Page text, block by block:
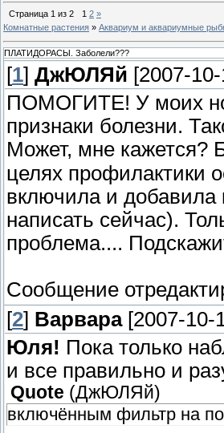
Страница 1 из 2 1 2 »
Комнатные растения » Аквариум и аквариумные
ПЛАТИДОРАСЫ. Заболели???
[1] ДжЮЛЯй [2007-
ПОМОГИТЕ! У моих
признаки болезни.
Может, мне кажется?
целях профилактики
включила и добавила
написать сейчас).
проблема....
Сообщение
[2] Варвара[2007-10-
Юля! Пока только
и все правильно и
Quote (ДжЮЛЯй)
включённым фильтр на